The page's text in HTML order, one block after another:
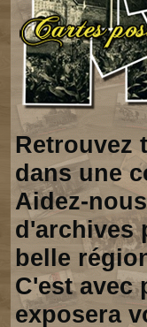
Retrouvez
dans une
Aidez-
d'archives
belle
C'est avec
exposera